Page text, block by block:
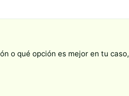
o qué opción es mejor en tu caso,